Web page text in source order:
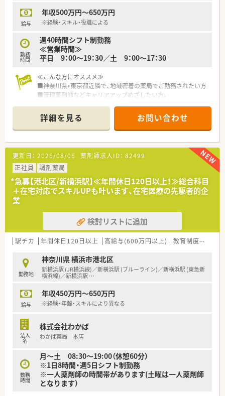
【こんな取り組みをしています】
■薬剤師と管理栄養士が連携し、薬だけでなく食事や運動の面か
■地域の方々を対象とした健康イベントを自主的に企画し、地域
コミュニティの形成に大きく貢献しています。
■感染症対策にも注力しており、最新の設備導入や徹底した衛生
給与
年収500万円～650万円
※経験・スキル・役職による
勤務
時間
週40時間シフト制勤務
≪営業時間≫
平日 9：00～19：30／土 9：00～17：30
≪こんな方にオススメ≫
■神奈川県・東京都近隣で、地域密着の薬局でご勤務されたい方
■管理薬剤師などキャリアアップめざしたい方。
■住宅手当など福利厚生が整った環境でご勤務されたい方
≪店舗の特徴≫
■菊名駅から徒歩すぐの立地にある薬局
■近隣クリニックから複数科目の処方箋を受けています
■縦長の店舗で複数の薬剤師さんが在籍しています
≪業務内容≫
■耳鼻科・皮膚科・整形外科・内科などクリニックからの処方箋が
メイン
≪企業の特徴≫
■東証プライム市場上場企業
■関東東海一都七県に展開、東京・神奈川の合計店舗数業界
■723店舗展開中の調剤併設型ドラッグストアチェーン。
■連続成長33年更新中、業界トップクラスの経常利益（2020年の
コロナ禍以降も継続）
≪充実の福利厚生≫
休・有給使用無しで可能
■育児休業最長2歳まで取得可能。育児休業中に週1～2日のフレ
■お子様が小学校3年生の学年末まで5時間の時短勤務可能、最
大10日までの看護休暇が取得可能
≪充実の研修制度≫
詳細を見る お問い合わせ
更新日： 2026/08/06 薬剤師求人ID： 82499
正社員
調剤薬局
*急募【港北区/新横浜駅】≪年間休日120日以上！≫総合科目
＋在宅対応でスキルUPも叶います、在宅医療の先駆者的企
業
検討リストに追加
駅チカ 年間休日120日以上 高給与(600万円以上) 教育制度あり
勤務地
神奈川県 横浜市港北区
新横浜駅 (JR横浜線)／新横浜駅 (ブルーライン)／新横浜駅 (東急新
横浜線)／新横浜駅 …
給与
年収450万円～650万円
※経験・年齢・スキルにより異なる
法人
名
株式会社わかば
わかば薬局 本店
勤務
時間
月～土 08:30～19:00（休憩60分）
※1日8時間・週5日シフト制勤務
※一人薬剤師の時間帯があります(土曜は一人薬剤師
となります）